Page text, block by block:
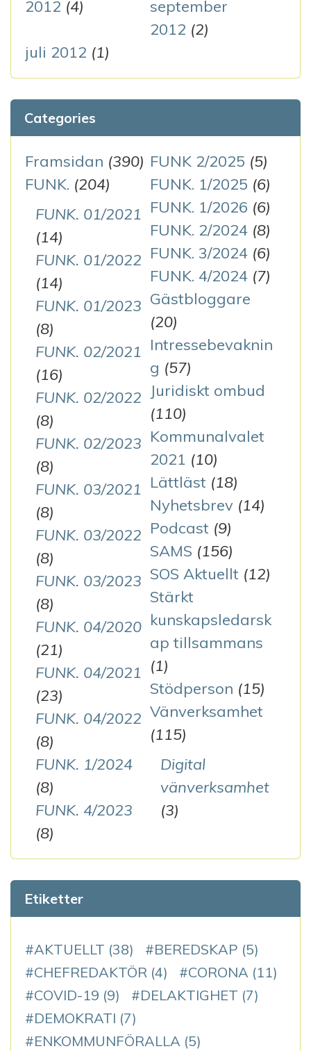
2012 (4)
september
2012 (2)
juli 2012 (1)
Categories
Framsidan (390) FUNK 2/2025 (5)
FUNK. (204)
FUNK. 01/2021
(14)
FUNK. 01/2022
(14)
FUNK. 01/2023
(8)
FUNK. 02/2021
(16)
FUNK. 02/2022
(8)
FUNK. 02/2023
(8)
FUNK. 03/2021
(8)
FUNK. 03/2022
(8)
FUNK. 03/2023
(8)
FUNK. 04/2020
(21)
FUNK. 04/2021
(23)
FUNK. 04/2022
(8)
FUNK. 1/2024
(8)
FUNK. 4/2023
(8)
FUNK. 1/2025 (6)
FUNK. 1/2026 (6)
FUNK. 2/2024 (8)
FUNK. 3/2024 (6)
FUNK. 4/2024 (7)
Gästbloggare
(20)
Intressebevaknin
g (57)
Juridiskt ombud
(110)
Kommunalvalet
2021 (10)
Lättläst (18)
Nyhetsbrev (14)
Podcast (9)
SAMS (156)
SOS Aktuellt (12)
Stärkt
kunskapsledarsk
ap tillsammans
(1)
Stödperson (15)
Vänverksamhet
(115)
Digital
vänverksamhet
(3)
Etiketter
AKTUELLT (38) BEREDSKAP (5)
CHEFREDAKTÖR (4) CORONA (11)
COVID-19 (9) DELAKTIGHET (7)
DEMOKRATI (7)
ENKOMMUNFÖRALLA (5)